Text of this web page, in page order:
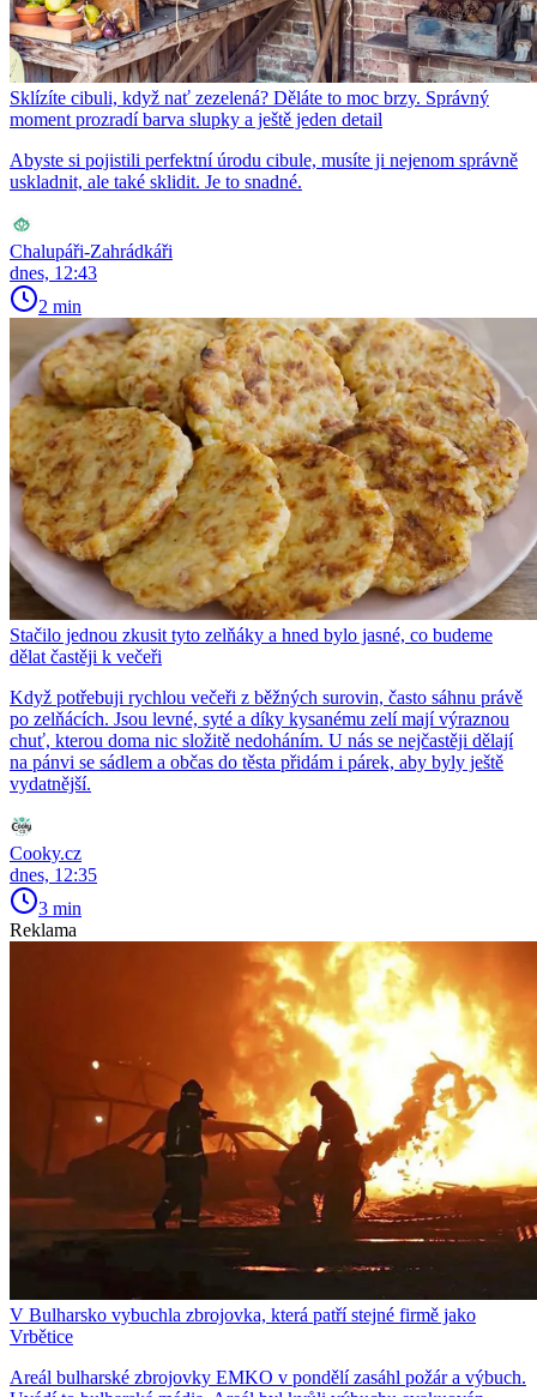
Sklízíte cibuli, když nať zezelená? Děláte to moc brzy. Správný
moment prozradí barva slupky a ještě jeden detail
Abyste si pojistili perfektní úrodu cibule, musíte ji nejenom správně
uskladnit, ale také sklidit. Je to snadné.
Chalupáři-Zahrádkáři
dnes, 12:43
2 min
Stačilo jednou zkusit tyto zelňáky a hned bylo jasné, co budeme
dělat častěji k večeři
Když potřebuji rychlou večeři z běžných surovin, často sáhnu právě
po zelňácích. Jsou levné, syté a díky kysanému zelí mají výraznou
chuť, kterou doma nic složitě nedoháním. U nás se nejčastěji dělají
na pánvi se sádlem a občas do těsta přidám i párek, aby byly ještě
vydatnější.
Cooky.cz
dnes, 12:35
3 min
Reklama
V Bulharsko vybuchla zbrojovka, která patří stejné firmě jako
Vrbětice
Areál bulharské zbrojovky EMKO v pondělí zasáhl požár a výbuch.